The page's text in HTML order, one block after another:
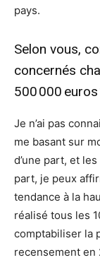
pays.
Selon vous,
concernés
500 000 euros
Je n’ai pas
me basant sur
d’une part, et
part, je peux
tendance à la
réalisé tous les
comptabiliser la
recensement en